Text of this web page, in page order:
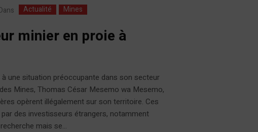
Actualité Mines
minier en proie à
une situation préoccupante dans son secteur
Mines, Thomas César Mesemo wa Mesemo,
opèrent illégalement sur son territoire. Ces
des investisseurs étrangers, notamment
mais se...